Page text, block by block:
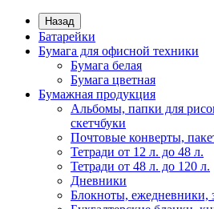
Назад
Батарейки
Бумага для офисной техники
Бумага белая
Бумага цветная
Бумажная продукция
Альбомы, папки для
скетчбуки
Почтовые конверты,
Тетради от 12 л. до 48 л.
Тетради от 48 л. до 120 л.
Дневники
Блокноты, ежедневники,